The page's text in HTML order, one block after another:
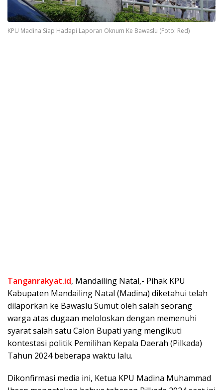
KPU Madina Siap Hadapi Laporan Oknum Ke Bawaslu (Foto: Red)
Tanganrakyat.id, Mandailing Natal,- Pihak KPU
Kabupaten Mandailing Natal (Madina) diketahui telah
dilaporkan ke Bawaslu Sumut oleh salah seorang
warga atas dugaan meloloskan dengan memenuhi
syarat salah satu Calon Bupati yang mengikuti
kontestasi politik Pemilihan Kepala Daerah (Pilkada)
Tahun 2024 beberapa waktu lalu.
Dikonfirmasi media ini, Ketua KPU Madina Muhammad